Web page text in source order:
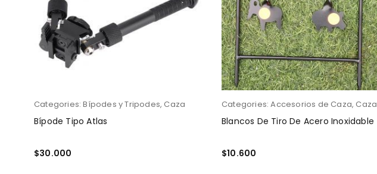
Categories:Bípodes y Tripodes, Caza
Bípode Tipo Atlas
$30.000
Categories:Accesorios de Caza, Caza
Blancos De Tiro De Acero Inoxidable
$10.600